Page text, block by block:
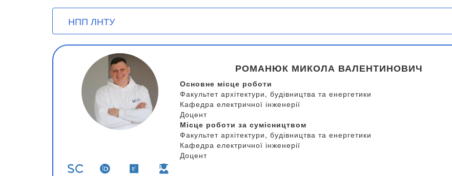
НПП ЛНТУ
User account menu
РОМАНЮК МИКОЛА ВАЛЕНТИНОВИЧ
Основне місце роботи
Факультет архітектури, будівництва та енергетики
Кафедра електричної інженерії
Доцент
Місце роботи за сумісництвом
Факультет архітектури, будівництва та енергетики
Кафедра електричної інженерії
Доцент